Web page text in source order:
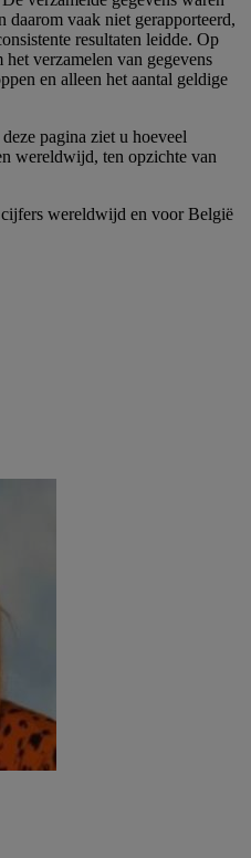
daarom vaak niet gerapporteerd,
resultaten leidde. Op
verzamelen van gegevens
en alleen het aantal geldige
pagina ziet u hoeveel
wereldwijd, ten opzichte van
wereldwijd en voor België